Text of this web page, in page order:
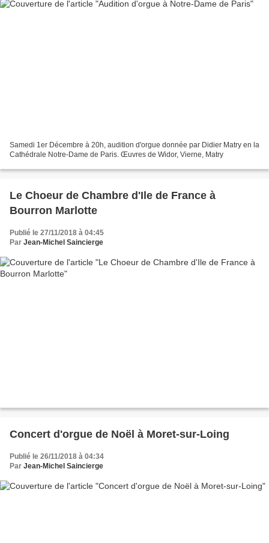
Samedi 1er Décembre à 20h, audition d'orgue donnée par Didier Matry en la
Cathédrale Notre-Dame de Paris. Œuvres de Widor, Vierne, Matry
Le Choeur de Chambre d'Ile de France à
Bourron Marlotte
Publié le 27/11/2018 à 04:45
Par Jean-Michel Saincierge
Concert d'orgue de Noël à Moret-sur-Loing
Publié le 26/11/2018 à 04:34
Par Jean-Michel Saincierge